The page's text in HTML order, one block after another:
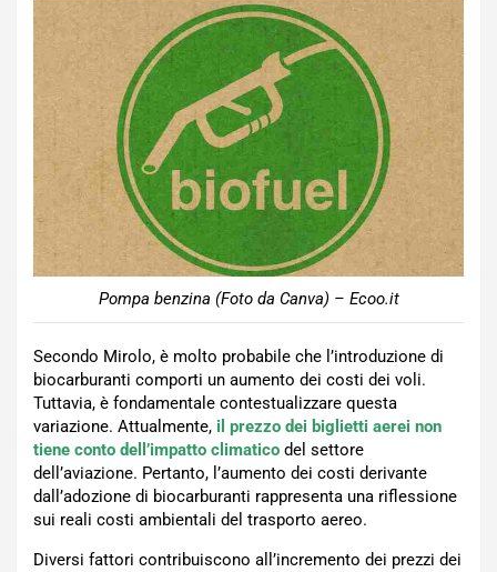
Pompa benzina (Foto da Canva) – Ecoo.it
Secondo Mirolo, è molto probabile che l’introduzione di
biocarburanti comporti un aumento dei costi dei voli.
Tuttavia, è fondamentale contestualizzare questa
variazione. Attualmente, il prezzo dei biglietti aerei non
tiene conto dell’impatto climatico del settore
dell’aviazione. Pertanto, l’aumento dei costi derivante
dall’adozione di biocarburanti rappresenta una riflessione
sui reali costi ambientali del trasporto aereo.
Diversi fattori contribuiscono all’incremento dei prezzi dei